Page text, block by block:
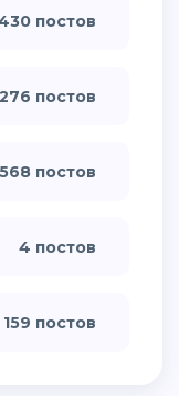
постов
276 постов
568 постов
4 постов
159 постов